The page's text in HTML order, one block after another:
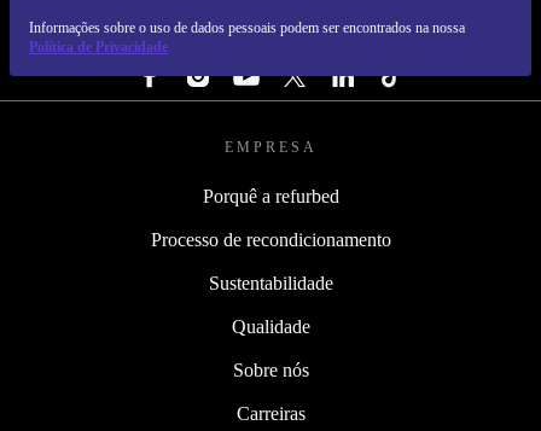
Informações sobre o uso de dados pessoais podem ser encontrados na nossa
Política de Privacidade
SEGUE-NOS
EMPRESA
Porquê a refurbed
Processo de recondicionamento
Sustentabilidade
Qualidade
Sobre nós
Carreiras